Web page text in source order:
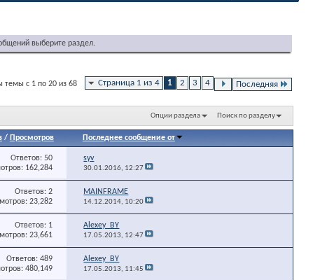
выберите раздел.
Страница 1 из 4 1 2 3 4 Последняя
темы с 1 по 20 из 68
Опции раздела Поиск по разделу
/ Просмотров Последнее сообщение от
Ответов: 50
162,284
syv
30.01.2016, 12:27
Ответов: 2
23,282
MAINFRAME
14.12.2014, 10:20
Ответов: 1
23,661
Alexey_BY
17.05.2013, 12:47
Ответов: 489
480,149
Alexey_BY
17.05.2013, 11:45